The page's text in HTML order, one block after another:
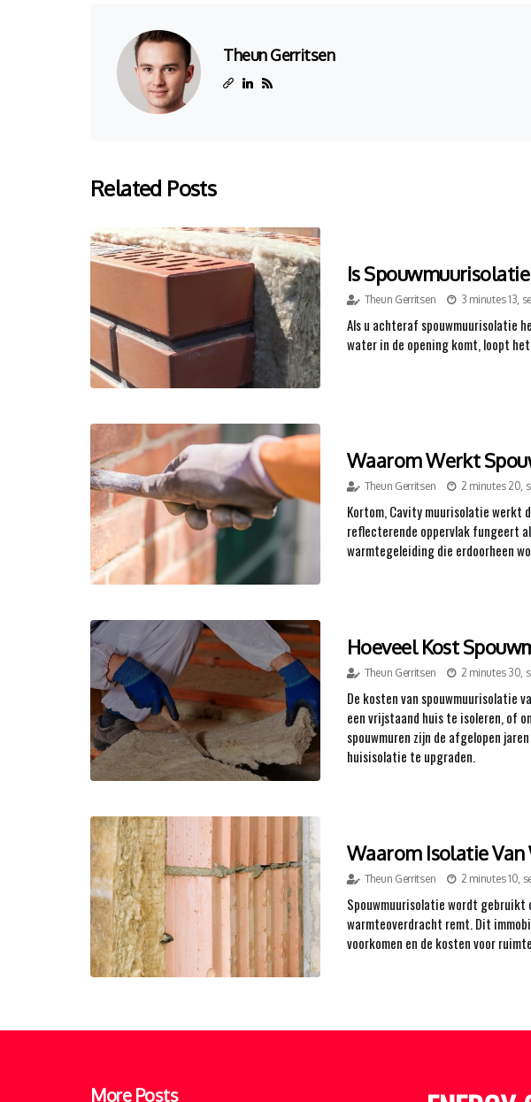
Theun Gerritsen
Related Posts
Is
Theun Gerritsen 3 minutes 13,
Als u achteraf spouwmuurisolatie
water in de opening komt, loopt
Waarom Werkt
Theun Gerritsen 2 minutes 20,
Kortom, Cavity muurisolatie werkt
reflecterende oppervlak fungeert
warmtegeleiding die erdoorheen
Hoeveel Kost
Theun Gerritsen 2 minutes 30,
De kosten van spouwmuurisolatie
een vrijstaand huis te isoleren, of
spouwmuren zijn de afgelopen
huisisolatie te upgraden.
Waarom Isolatie Van
Theun Gerritsen 2 minutes 10,
Spouwmuurisolatie wordt gebruikt
warmteoverdracht remt. Dit
voorkomen en de kosten voor
More Posts